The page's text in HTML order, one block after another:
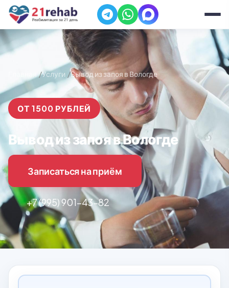
Главная Услуги Вывод из запоя в Вологде
ОТ 1500 РУБЛЕЙ
Вывод из запоя в Вологде
Записаться на приём
+7 (995) 901-43-82